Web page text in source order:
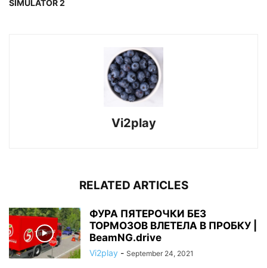
SIMULATOR 2
Vi2play
RELATED ARTICLES
ФУРА ПЯТЕРОЧКИ БЕЗ
ТОРМОЗОВ ВЛЕТЕЛА В ПРОБКУ |
BeamNG.drive
Vi2play - September 24, 2021